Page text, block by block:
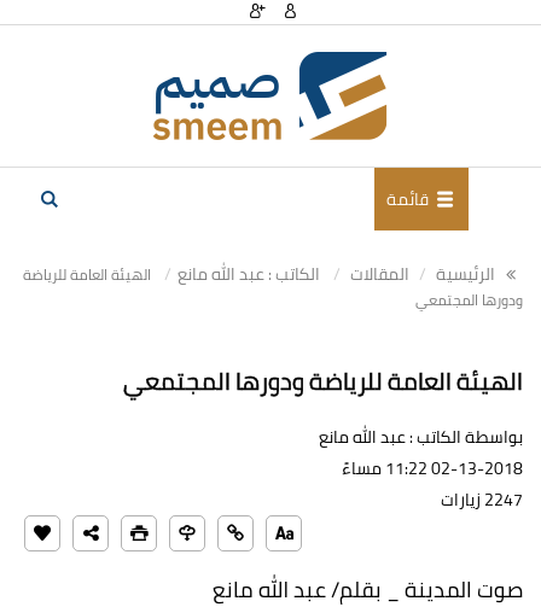
قائمة
الرئيسية المقالات الكاتب : عبد الله مانع
الهيئة العامة للرياضة
ودورها المجتمعي
الهيئة العامة للرياضة ودورها المجتمعي
بواسطة الكاتب : عبد الله مانع
02-13-2018 11:22 مساءً
2247 زيارات
صوت المدينة _ بقلم/ عبد الله مانع